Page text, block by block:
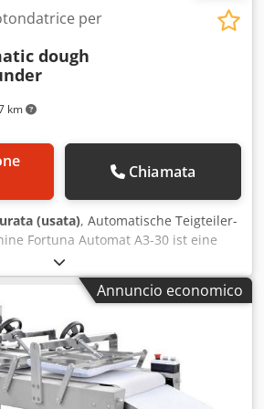
km
per
dough
Chiamata
(usata), Automatische Teigteiler-
Fortuna Automat A3-30 ist eine
Lösung für das schnelle und
von Teig. Diese Maschine
Teiglinge pro Zyklus, verbessert
erheblich und sorgt für
Der Teiggewichtsbereich von 32
flexible Herstellung
Die Maschine ist mit drei
automatischen Kopfkippfunktion
Annuncio economico